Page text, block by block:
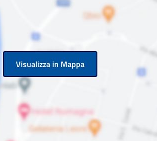
Visualizza in Mappa